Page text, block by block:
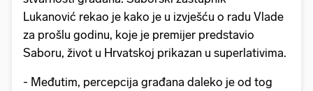
Lukanović rekao je kako je u izvješću o radu Vlade
za prošlu godinu, koje je premijer predstavio
Saboru, život u Hrvatskoj prikazan u superlativima.
- Međutim, percepcija građana daleko je od tog